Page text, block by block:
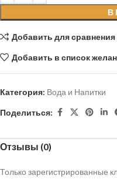
В
Добавить для сравнения
Добавить в список
Категория: Вода и Напитки
Поделиться:
Отзывы (0)
Только зарегистрированные